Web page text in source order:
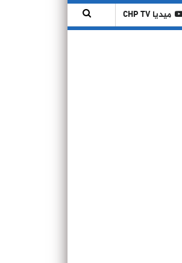
ميديا CHP TV